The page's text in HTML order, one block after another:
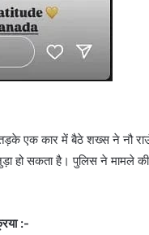
एक कार में बैठे शख्स ने नौ
हो सकता है। पुलिस ने
:-